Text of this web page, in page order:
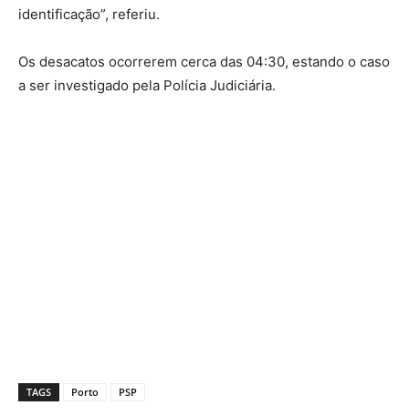
identificação”, referiu.
Os desacatos ocorrerem cerca das 04:30, estando o caso
a ser investigado pela Polícia Judiciária.
TAGS Porto PSP